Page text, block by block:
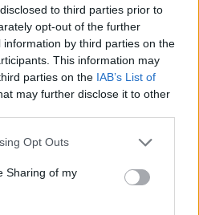
to third parties prior to
opt-out of the further
by third parties on the
This information may
parties on the IAB’s List of
may further disclose it to other
app uses one or more Google
behaviour. You may click to
and its third-party tags to
purposes in below Google
Opt Outs
Sharing of my